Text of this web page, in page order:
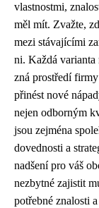
vlastnostmi,
měl mít. Zvažte,
mezi stávajícími
ni. Každá
zná prostředí
přinést nové
nejen odborným
jsou zejména
dovednosti a
nadšení pro váš
nezbytné zajistit
potřebné znalosti